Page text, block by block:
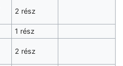
2 rész
1 rész
2 rész